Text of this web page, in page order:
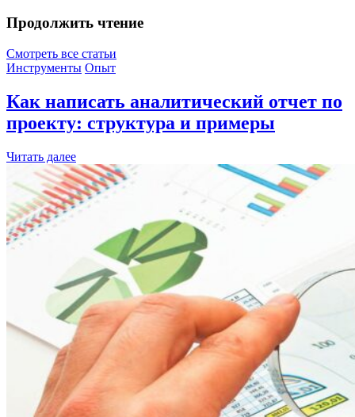
Продолжить чтение
Смотреть все статьи
Инструменты Опыт
Как написать аналитический отчет по
проекту: структура и примеры
Читать далее